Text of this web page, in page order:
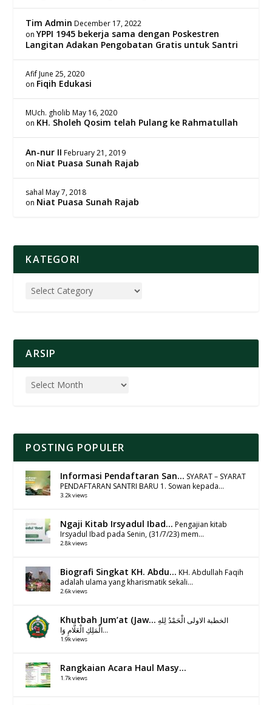
Tim Admin December 17, 2022
onYPPI 1945 bekerja sama dengan Poskestren
Langitan Adakan Pengobatan Gratis untuk Santri
Afif June 25, 2020
on Fiqih Edukasi
MUch. gholib May 16, 2020
on KH. Sholeh Qosim telah Pulang ke Rahmatullah
An-nur II February 21, 2019
on Niat Puasa Sunah Rajab
sahal May 7, 2018
on Niat Puasa Sunah Rajab
KATEGORI
ARSIP
POSTING POPULER
Informasi Pendaftaran San... SYARAT – SYARAT
PENDAFTARAN SANTRI BARU 1. Sowan kepada...
3.2k views
Ngaji Kitab Irsyadul Ibad... Pengajian kitab
Irsyadul Ibad pada Senin, (31/7/23) mem...
2.8k views
Biografi Singkat KH. Abdu... KH. Abdullah Faqih
adalah ulama yang kharismatik sekali...
2.6k views
Khutbah Jum’at (Jaw... الخطبة الاولى الْحَمْدُ لِلهِ
الْمَلِكِ الْعَلَّامِ وَا...
1.9k views
Rangkaian Acara Haul Masy...
1.7k views